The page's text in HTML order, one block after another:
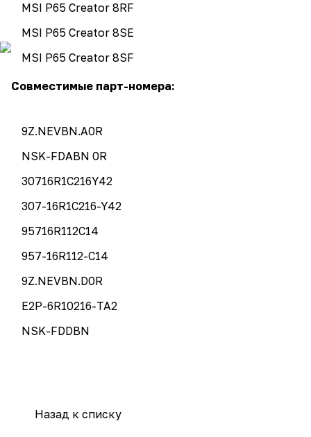
MSI P65 Creator 8RF
MSI P65 Creator 8SE
MSI P65 Creator 8SF
Совместимые парт-номера:
9Z.NEVBN.A0R
NSK-FDABN 0R
30716R1C216Y42
307-16R1C216-Y42
95716R112C14
957-16R112-C14
9Z.NEVBN.D0R
E2P-6R10216-TA2
NSK-FDDBN
Назад к списку